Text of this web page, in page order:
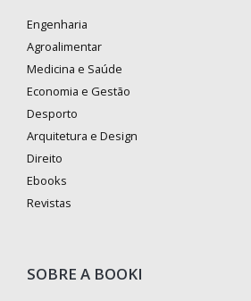
Engenharia
Agroalimentar
Medicina e Saúde
Economia e Gestão
Desporto
Arquitetura e Design
Direito
Ebooks
Revistas
SOBRE A BOOKI